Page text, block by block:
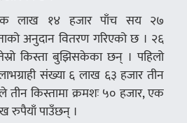
लाख १४ हजार पाँच सय २७
अनुदान वितरण गरिएको छ । २६
किस्ता बुझिसकेका छन् । पहिलो
संख्या ६ लाख ६३ हजार तीन
तीन किस्तामा क्रमशः ५० हजार, एक
रुपैयाँ पाउँछन् ।